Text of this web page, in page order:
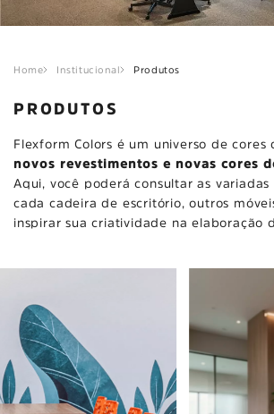
Home Institucional Produtos
PRODUTOS
Flexform Colors é um universo de cores
novos revestimentos e novas cores
Aqui, você poderá consultar as variadas
cada cadeira de escritório, outros
inspirar sua criatividade na elaboração